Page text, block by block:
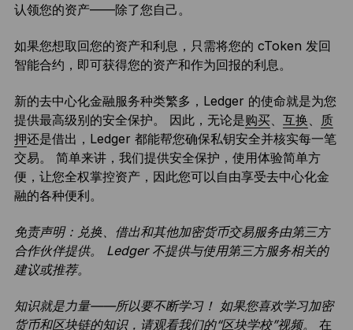
认领您的资产——除了您自己。
如果您想取回您的资产和利息，只需将您的 cToken 发回
智能合约，即可获得您的资产和作为回报的利息。
新的去中心化金融服务种类繁多，Ledger 的使命就是为您
提供最高级别的安全保护。 因此，无论是购买、 互换、
质
押还是借出，Ledger 都能帮您确保私钥安全并核实每一笔
交易。 简单来讲，我们提供安全保护，使用体验简单方
便，让您全权掌控资产，因此您可以自由享受去中心化金
融的各种便利。
免责声明：兑换、借出和其他加密货币交易服务由第三方
合作伙伴提供。 Ledger 不提供与使用第三方服务相关的
建议或推荐。
知识就是力量——所以要不断学习！ 如果您喜欢学习加密
货币和区块链的知识，请观看我们的“区块学校”视频。
在